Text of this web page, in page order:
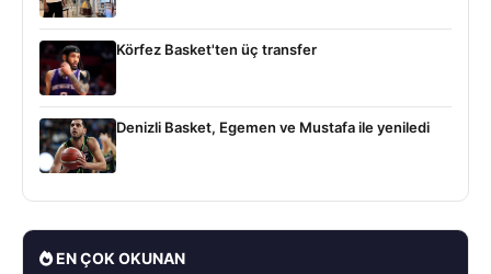
Körfez Basket'ten üç transfer
Denizli Basket, Egemen ve Mustafa ile yeniledi
EN ÇOK OKUNAN